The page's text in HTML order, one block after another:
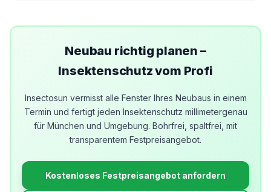
Neubau richtig planen –
Insektenschutz vom Profi
Insectosun vermisst alle Fenster Ihres Neubaus in einem
Termin und fertigt jeden Insektenschutz millimetergenau
für München und Umgebung. Bohrfrei, spaltfrei, mit
transparentem Festpreisangebot.
Kostenloses Festpreisangebot anfordern